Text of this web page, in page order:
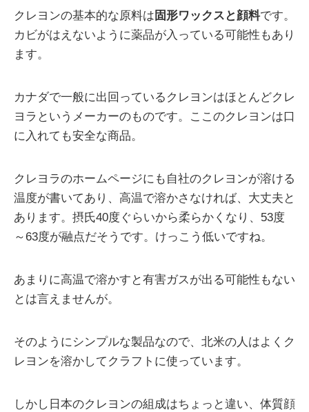
クレヨンの基本的な原料は 固形ワックスと顔料です。
カビがはえないように薬品が入っている可能性もあり
ます。
カナダで一般に出回っているクレヨンはほとんどクレ
ヨラというメーカーのものです。ここのクレヨンは口
に入れても安全な商品。
クレヨラのホームページにも自社のクレヨンが溶ける
温度が書いてあり、高温で溶かさなければ、大丈夫と
あります。摂氏40度ぐらいから柔らかくなり、53度
～63度が融点だそうです。けっこう低いですね。
あまりに高温で溶かすと有害ガスが出る可能性もない
とは言えませんが。
そのようにシンプルな製品なので、北米の人はよくク
レヨンを溶かしてクラフトに使っています。
しかし日本のクレヨンの組成はちょっと違い、体質顔